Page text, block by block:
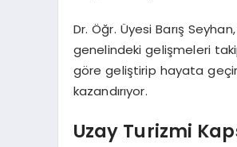
Dr. Öğr. Üyesi Barış
genelindeki gelişmeleri
göre geliştirip hayata
kazandırıyor.
Uzay Turizmi